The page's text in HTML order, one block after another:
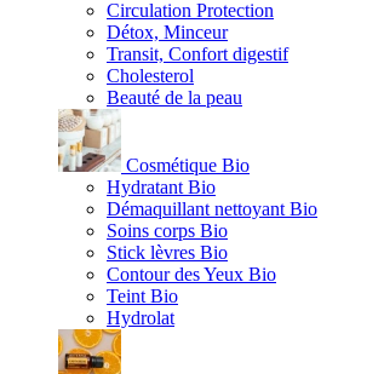
Circulation Protection
Détox, Minceur
Transit, Confort digestif
Cholesterol
Beauté de la peau
Cosmétique Bio
Hydratant Bio
Démaquillant nettoyant Bio
Soins corps Bio
Stick lèvres Bio
Contour des Yeux Bio
Teint Bio
Hydrolat